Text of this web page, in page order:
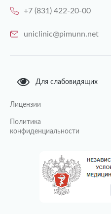
+7 (831) 422-20-00
uniclinic@pimunn.net
Для слабовидящих
Лицензии
Политика
конфиденциальности